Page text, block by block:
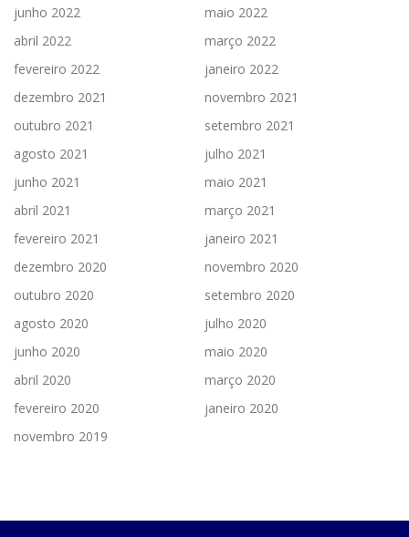
junho 2022
maio 2022
abril 2022
março 2022
fevereiro 2022
janeiro 2022
dezembro 2021
novembro 2021
outubro 2021
setembro 2021
agosto 2021
julho 2021
junho 2021
maio 2021
abril 2021
março 2021
fevereiro 2021
janeiro 2021
dezembro 2020
novembro 2020
outubro 2020
setembro 2020
agosto 2020
julho 2020
junho 2020
maio 2020
abril 2020
março 2020
fevereiro 2020
janeiro 2020
novembro 2019